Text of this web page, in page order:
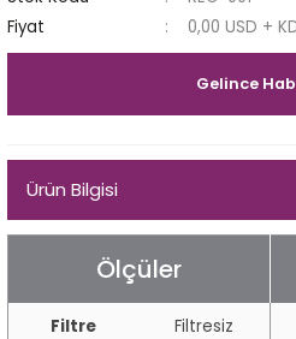
E
Fiyat
0,00 USD +
Gelince
Ürün Bilgisi
Ölçüler
Filtre Filtresiz